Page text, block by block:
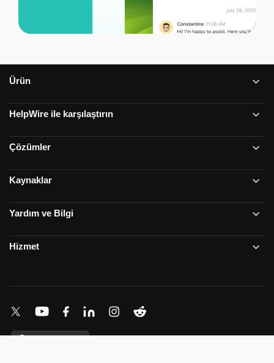
Ürün
HelpWire ile karşılaştırın
Çözümler
Kaynaklar
Yardım ve Bilgi
Hizmet